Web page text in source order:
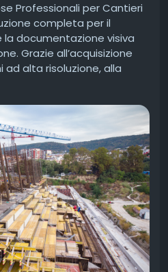
Professionali per Cantieri
completa per il
documentazione visiva
Grazie all’acquisizione
alta risoluzione, alla
cloud e all’accesso in
di controllare ogni fase
affidabilità. Ideali per
e direttori dei
video time lapse
completi e report
pianificazione delle
tra i team e la gestione
innovativa che
professionale,
supporta decisioni
efficac